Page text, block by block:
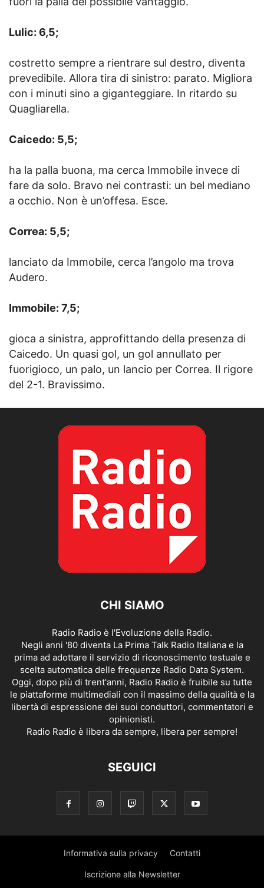
Lulic: 6,5;
costretto sempre a rientrare sul destro, diventa
prevedibile. Allora tira di sinistro: parato. Migliora
con i minuti sino a giganteggiare. In ritardo su
Quagliarella.
Caicedo: 5,5;
ha la palla buona, ma cerca Immobile invece di
fare da solo. Bravo nei contrasti: un bel mediano
a occhio. Non è un’offesa. Esce.
Correa: 5,5;
lanciato da Immobile, cerca l’angolo ma trova
Audero.
Immobile: 7,5;
gioca a sinistra, approfittando della presenza di
Caicedo. Un quasi gol, un gol annullato per
fuorigioco, un palo, un lancio per Correa. Il rigore
del 2-1. Bravissimo.
CHI SIAMO
Radio Radio è l'Evoluzione della Radio.
Negli anni '80 diventa La Prima Talk Radio Italiana e la
prima ad adottare il servizio di riconoscimento testuale e
scelta automatica delle frequenze Radio Data System.
Oggi, dopo più di trent'anni, Radio Radio è fruibile su tutte
le piattaforme multimediali con il massimo della qualità e la
libertà di espressione dei suoi conduttori, commentatori e
opinionisti.
Radio Radio è libera da sempre, libera per sempre!
SEGUICI
Informativa sulla privacy Contatti
Iscrizione alla Newsletter